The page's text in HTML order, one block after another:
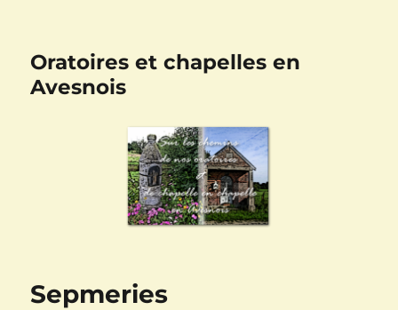
Oratoires et chapelles en
Avesnois
Sepmeries